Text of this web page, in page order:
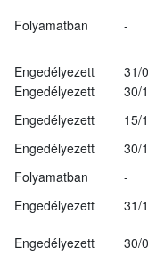
Folyamatban -
Engedélyezett
31/
Engedélyezett
30/
Engedélyezett
15/
Engedélyezett
30/
Folyamatban
-
Engedélyezett
31/
Engedélyezett 30/